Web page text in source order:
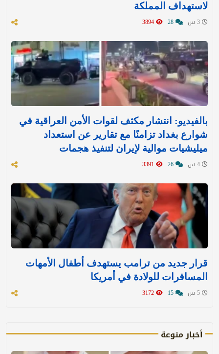
لاستهداف المملكة
بالفيديو: انتشار مكثف لقوات الأمن العراقية في
شوارع بغداد تزامنًا مع تقارير عن استعداد
ميليشيات موالية لإيران لتنفيذ هجمات
قرار جديد من ترامب يستهدف أطفال الأمهات
المسافرات للولادة في أمريكا
أخبار منوعة